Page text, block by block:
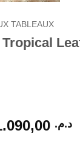
TABLEAUX
د.م.